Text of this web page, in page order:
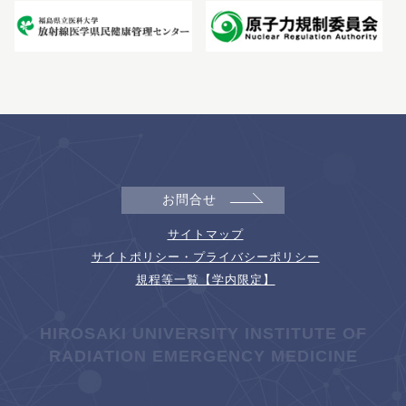
お問合せ
サイトマップ
サイトポリシー・プライバシーポリシー
規程等一覧【学内限定】
HIROSAKI UNIVERSITY INSTITUTE OF
RADIATION EMERGENCY MEDICINE